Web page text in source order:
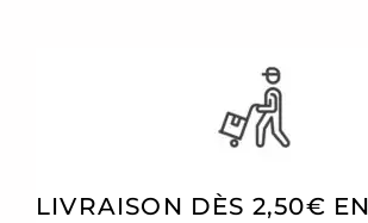
LIVRAISON DÈS 2,50€